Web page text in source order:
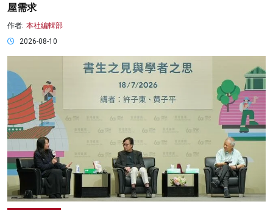
屋需求
作者: 本社編輯部
2026-08-10